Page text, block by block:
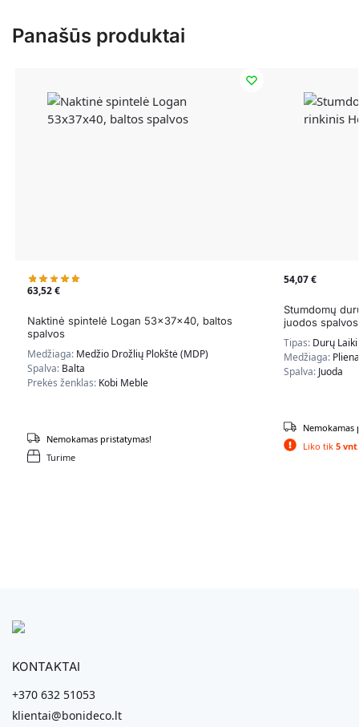
Panašūs produktai
63,52€
Naktinė spintelė Logan 53x37x40, baltos
spalvos
Medžiaga: Medžio Drožlių Plokštė (MDP)
Spalva: Balta
Prekės ženklas: Kobi Meble
Turime
Nemokamas pristatymas!
54,07€
Stumdomų
juodos spalvos
Tipas: Durų
Medžiaga:
Spalva: Juoda
Liko tik 5 vnt.
Nemokamas
KONTAKTAI
+370 632 51053
klientai@bonideco.lt